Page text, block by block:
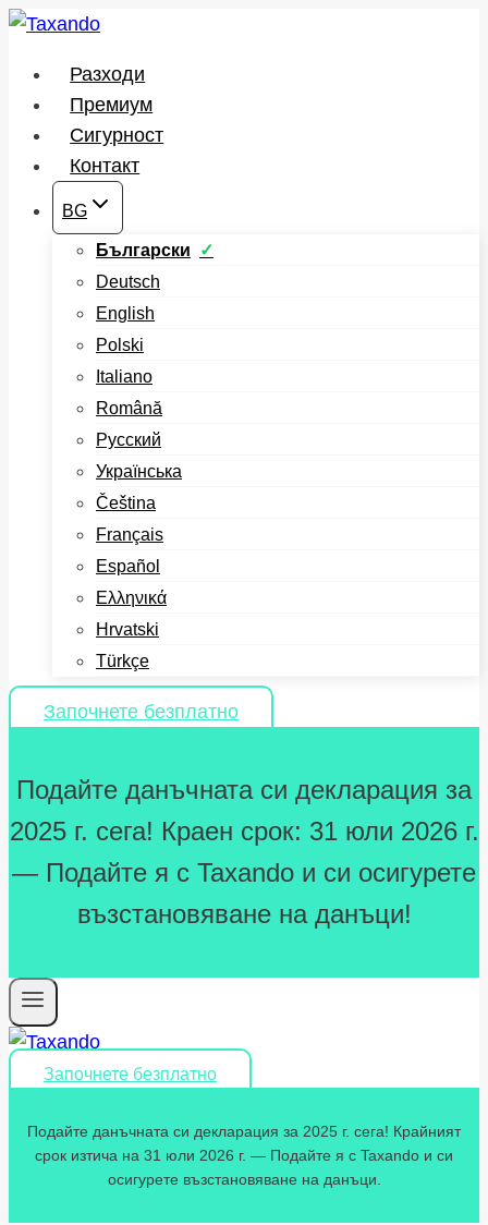
Към
Разходи
Премиум
Сигурност
Контакт
BG
Български
Deutsch
English
Polski
Italiano
Română
Русский
Українська
Čeština
Français
Español
Ελληνικά
Hrvatski
Türkçe
Започнете безплатно
Подайте данъчната си декларация за
2025 г. сега! Краен срок: 31 юли 2026 г.
— Подайте я с Taxando и си осигурете
възстановяване на данъци!
Започнете безплатно
Подайте данъчната си декларация за 2025 г. сега! Крайният
срок изтича на 31 юли 2026 г. — Подайте я с Taxando и си
осигурете възстановяване на данъци.